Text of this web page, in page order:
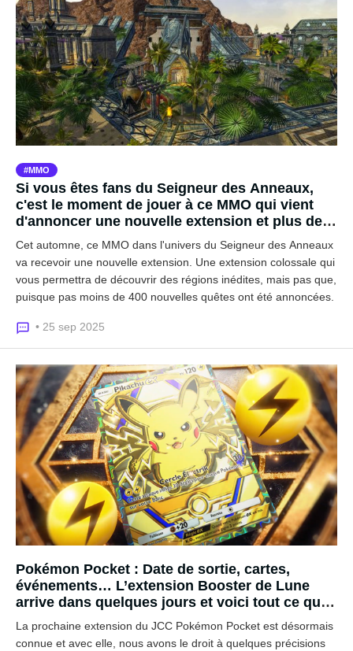
MMO
Si vous êtes fans du Seigneur des Anneaux,
c'est le moment de jouer à ce MMO qui vient
d'annoncer une nouvelle extension et plus de
400 nouvelles quêtes
Cet automne, ce MMO dans l'univers du Seigneur des Anneaux
va recevoir une nouvelle extension. Une extension colossale qui
vous permettra de découvrir des régions inédites, mais pas que,
puisque pas moins de 400 nouvelles quêtes ont été annoncées.
• 25 sep 2025
Pokémon Pocket : Date de sortie, cartes,
événements… L’extension Booster de Lune
arrive dans quelques jours et voici tout ce qu’il
faut savoir
La prochaine extension du JCC Pokémon Pocket est désormais
connue et avec elle, nous avons le droit à quelques précisions